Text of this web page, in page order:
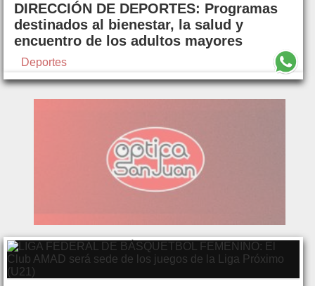
DIRECCIÓN DE DEPORTES: Programas
destinados al bienestar, la salud y
encuentro de los adultos mayores
Deportes